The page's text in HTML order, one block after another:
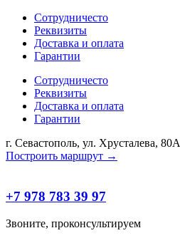
Сотрудничесто
Реквизиты
Доставка и оплата
Гарантии
Сотрудничесто
Реквизиты
Доставка и оплата
Гарантии
г. Севастополь, ул. Хрусталева, 80А
Построить маршрут →
+7 978 783 39 97
Звоните, проконсультируем